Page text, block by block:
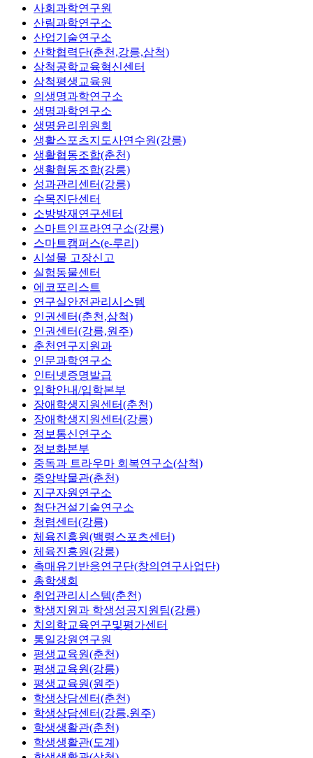
사회과학연구원
산림과학연구소
산업기술연구소
산학협력단(춘천,강릉,삼척)
삼척공학교육혁신센터
삼척평생교육원
의생명과학연구소
생명과학연구소
생명윤리위원회
생활스포츠지도사연수원(강릉)
생활협동조합(춘천)
생활협동조합(강릉)
성과관리센터(강릉)
수목진단센터
소방방재연구센터
스마트인프라연구소(강릉)
스마트캠퍼스(e-루리)
시설물 고장신고
실험동물센터
에코포리스트
연구실안전관리시스템
인권센터(춘천,삼척)
인권센터(강릉,원주)
춘천연구지원과
인문과학연구소
인터넷증명발급
입학안내/입학본부
장애학생지원센터(춘천)
장애학생지원센터(강릉)
정보통신연구소
정보화본부
중독과 트라우마 회복연구소(삼척)
중앙박물관(춘천)
지구자원연구소
첨단건설기술연구소
청렴센터(강릉)
체육진흥원(백령스포츠센터)
체육진흥원(강릉)
촉매유기반응연구단(창의연구사업단)
총학생회
취업관리시스템(춘천)
학생지원과 학생성공지원팀(강릉)
치의학교육연구및평가센터
통일강원연구원
평생교육원(춘천)
평생교육원(강릉)
평생교육원(원주)
학생상담센터(춘천)
학생상담센터(강릉,원주)
학생생활관(춘천)
학생생활관(도계)